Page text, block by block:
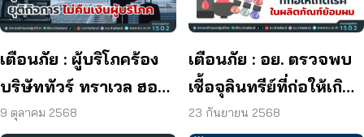
เตือนภัย : ผู้บริโภคร้อง
บริษัททัวร์ ทราเวล ฮอลิ
เดย์ ยุติกิจการ ไม่คืนเงิน
9 ตุลาคม 2568
เตือนภัย : อย. ตรวจพบ
เชื้อจุลินทรีย์ที่ก่อให้เกิด
โรค และพบแบคทีเรีย
23 กันยายน 2568